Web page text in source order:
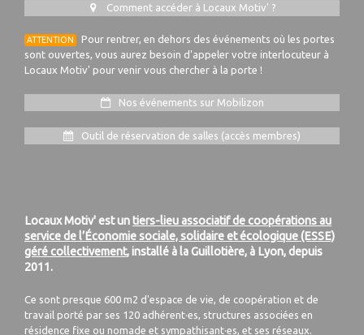
Comment accéder à Locaux Motiv' ?
ATTENTION
Pour rentrer, en dehors des événements où les portes
sont ouvertes, vous aurez besoin d'appeler votre interlocuteur à
Locaux Motiv' pour venir vous chercher à la porte !
Nos événements sur Mobilizon
Outil de réservation de salles (accès membres)
Locaux Motiv' est untiers-lieu associatif de coopérations au
service de l’Économie sociale, solidaire et écologique (ESSE)
géré collectivement, installé à la Guillotière, à Lyon, depuis
2011.
Ce sont presque 600 m2 d'espace de vie, de coopération et de
travail porté par ses 120 adhérent·es, structures associées en
résidence fixe ou nomade et sympathisant·es, et ses réseaux.